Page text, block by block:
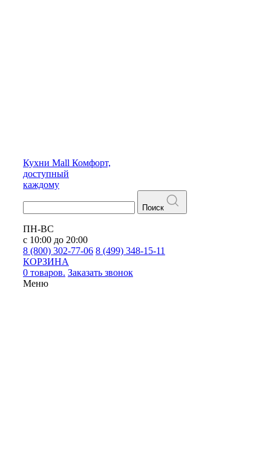
Кухни Mall Комфорт,
доступный
каждому
Поиск
ПН-ВС
с 10:00 до 20:00
8 (800) 302-77-06 8 (499) 348-15-11
КОРЗИНА
0 товаров. Заказать звонок
Меню